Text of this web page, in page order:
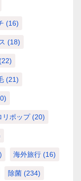
(16)
(18)
(21)
リポップ(20)
海外旅行 (16)
除菌 (234)